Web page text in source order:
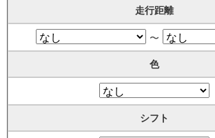
走行距離
〜
色
シフト